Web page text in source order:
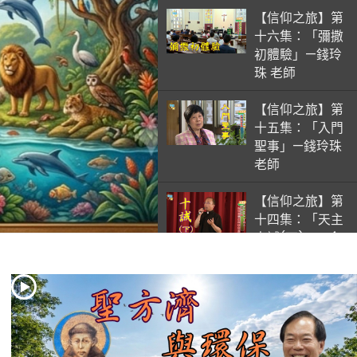
【信仰之旅】第
十六集：「彌撒
初體驗」—錢玲
珠 老師
【信仰之旅】第
十五集：「入門
聖事」—錢玲珠
老師
【信仰之旅】第
十四集：「天主
十誡(下)」—金
【信仰之旅】第
十三集：「天主
十誡(上)」—金
毓瑋 神父